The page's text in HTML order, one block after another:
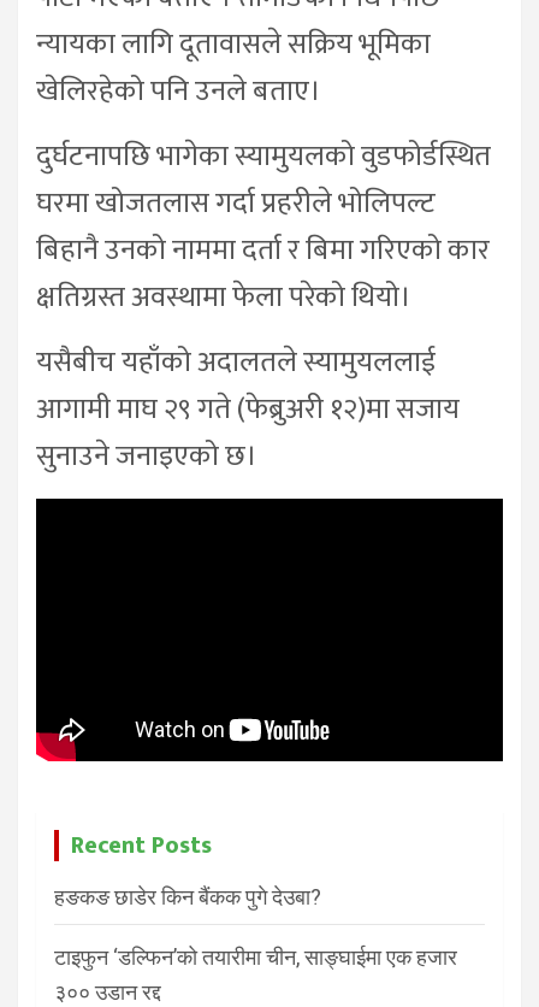
न्यायका लागि दूतावासले सक्रिय भूमिका
खेलिरहेको पनि उनले बताए।
दुर्घटनापछि भागेका स्यामुयलको वुडफोर्डस्थित
घरमा खोजतलास गर्दा प्रहरीले भोलिपल्ट
बिहानै उनको नाममा दर्ता र बिमा गरिएको कार
क्षतिग्रस्त अवस्थामा फेला परेको थियो।
यसैबीच यहाँको अदालतले स्यामुयललाई
आगामी माघ २९ गते (फेब्रुअरी १२)मा सजाय
सुनाउने जनाइएको छ।
Recent Posts
हङकङ छाडेर किन बैंकक पुगे देउबा?
टाइफुन ‘डल्फिन’को तयारीमा चीन, साङ्घाईमा एक हजार
३०० उडान रद्द